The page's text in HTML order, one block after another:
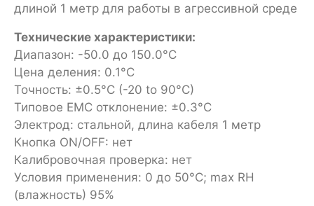
длиной 1 метр для работы в агрессивной среде
Технические характеристики:
Диапазон: -50.0 до 150.0°C
Цена деления: 0.1°C
Точность: ±0.5°C (-20 to 90°C)
Типовое EMC отклонение: ±0.3°C
Электрод: стальной, длина кабеля 1 метр
Кнопка ON/OFF: нет
Калибровочная проверка: нет
Условия применения: 0 до 50°C; max RH
(влажность) 95%